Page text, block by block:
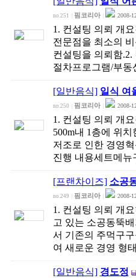
no.251 핌코리아 2008-
1. 컨설팅 의뢰 개
전문점을 최소의
컨설팅을 의뢰함.2.
절차프로그램/부
[일반음식] 일식 여
no.250 핌코리아 2008-
1. 컨설팅 의뢰 개
500m내 1층에 위
저조로 인한 경영
진행 내용세트메
[프랜차이즈] 소공
no.249 핌코리아 2008-
1. 컨설팅 의뢰 개
고 있는 소공동뚝
서 기존의 주먹구
여 새로운 경영 형
[일반음식] 경도정